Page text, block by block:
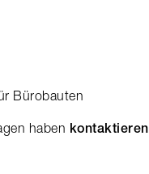
Bürobauten
haben kontaktieren